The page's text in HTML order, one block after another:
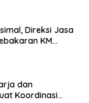
Direksi Jasa
KM
dan
Koordinasi